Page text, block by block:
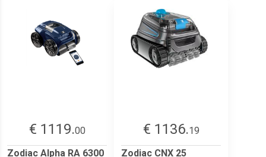
€ 1119.00
Zodiac Alpha RA 6300
€ 1136.19
Zodiac CNX 25